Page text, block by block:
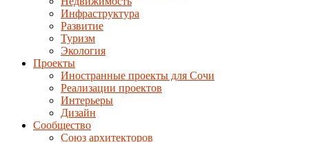
Инфраструктура
Развитие
Туризм
Экология
Проекты
Иностранные проекты для Сочи
Реализации проектов
Интерьеры
Дизайн
Сообщество
Союз архитекторов